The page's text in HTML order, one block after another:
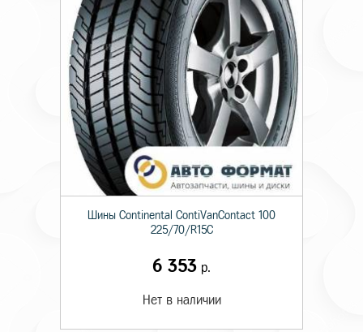
Шины Continental ContiVanContact 100
225/70/R15C
6 353 р.
Нет в наличии